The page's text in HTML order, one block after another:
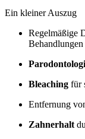
Ein kleiner Auszug
Regelmäßige
Behandlungen
Bleaching für
Entfernung
Zahnerhalt